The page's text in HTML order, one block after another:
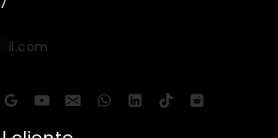
il.com